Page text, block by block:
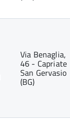
Via Benaglia,
46 - Capriate
San Gervasio
(BG)